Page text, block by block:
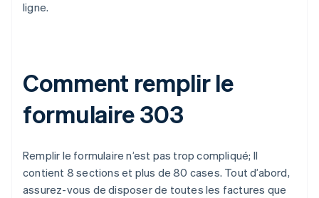
ligne.
Comment remplir le
formulaire 303
Remplir le formulaire n’est pas trop compliqué; Il
contient 8 sections et plus de 80 cases. Tout d’abord,
assurez-vous de disposer de toutes les factures que